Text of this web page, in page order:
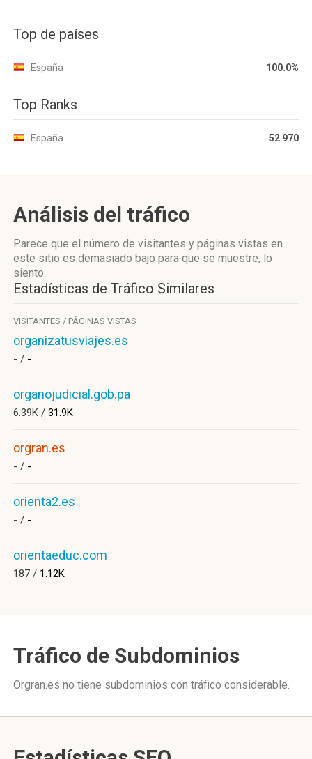
Top de países
España 100.0%
Top Ranks
España 52 970
Análisis del tráfico
Parece que el número de visitantes y páginas vistas en
este sitio es demasiado bajo para que se muestre, lo
siento.
Estadísticas de Tráfico Similares
VISITANTES / PÁGINAS VISTAS
organizatusviajes.es
- / -
organojudicial.gob.pa
6.39K / 31.9K
orgran.es
- / -
orienta2.es
- / -
orientaeduc.com
187 / 1.12K
Tráfico de Subdominios
Orgran.es no tiene subdominios con tráfico considerable.